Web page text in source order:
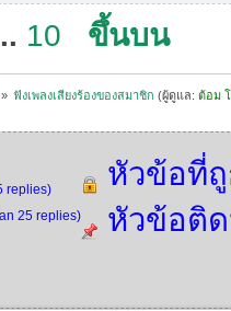
10 ขึ้นบน
» ฟังเพลงเสียงร้องของสมาชิก (ผู้ดูแล:ต้อม
replies)
25 replies)
หัวข้อที่
หัวข้อติ